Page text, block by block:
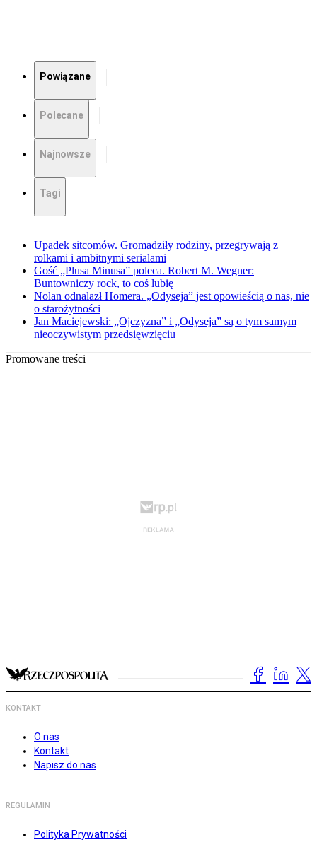
Powiązane
Polecane
Najnowsze
Tagi
Upadek sitcomów. Gromadziły rodziny, przegrywają z
rolkami i ambitnymi serialami
Gość „Plusa Minusa” poleca. Robert M. Wegner:
Buntowniczy rock, to coś lubię
Nolan odnalazł Homera. „Odyseja” jest opowieścią o nas, nie
o starożytności
Jan Maciejewski: „Ojczyzna” i „Odyseja” są o tym samym
nieoczywistym przedsięwzięciu
Promowane treści
KONTAKT
O nas
Kontakt
Napisz do nas
REGULAMIN
Polityka Prywatności